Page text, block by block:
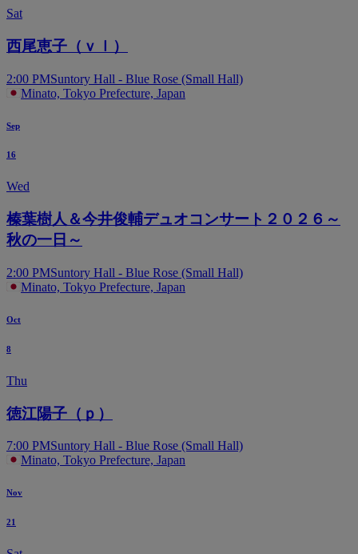
Sat
西尾恵子（ｖｌ）
2:00 PMSuntory Hall - Blue Rose (Small Hall)
Minato, Tokyo Prefecture, Japan
Sep
16
Wed
榛葉樹人＆今井俊輔デュオコンサート２０２６～
秋の一日～
2:00 PMSuntory Hall - Blue Rose (Small Hall)
Minato, Tokyo Prefecture, Japan
Oct
8
Thu
徳江陽子（ｐ）
7:00 PMSuntory Hall - Blue Rose (Small Hall)
Minato, Tokyo Prefecture, Japan
Nov
21